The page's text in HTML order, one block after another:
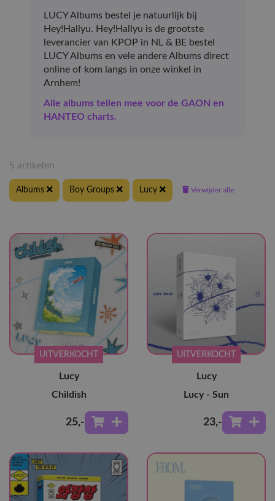
LUCY Albums bestel je natuurlijk bij
Hey!Hallyu. Hey!Hallyu is de grootste
leverancier van KPOP in NL & BE bestel
LUCY Albums en vele andere Albums direct
online of kom langs in onze winkel in
Arnhem!
Alle albums tellen mee voor de GAON en
HANTEO charts.
5 artikelen
Albums Boy Groups Lucy Verwijder alle
UITVERKOCHT
Lucy
Childish
25,-
UITVERKOCHT
Lucy
Lucy - Sun
23,-